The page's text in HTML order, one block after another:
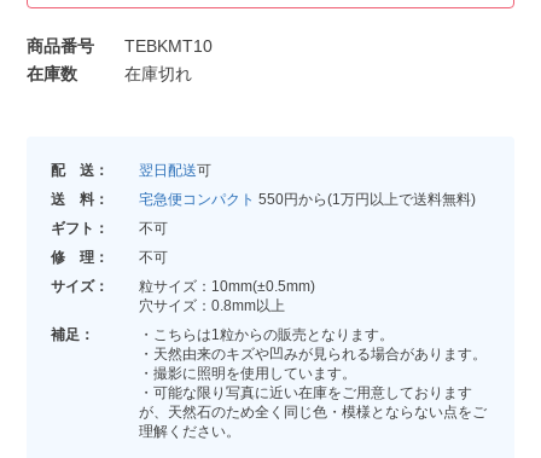
商品番号
TEBKMT10
在庫数
在庫切れ
配 送： 翌日配送可
送 料：
宅急便コンパクト 550円から(1万円以上で送料無料)
ギフト：
不可
修 理：
不可
サイズ：
粒サイズ：10mm(±0.5mm)
穴サイズ：0.8mm以上
補足：
・こちらは1粒からの販売となります。
・天然由来のキズや凹みが見られる場合があります。
・撮影に照明を使用しています。
・可能な限り写真に近い在庫をご用意しております
が、天然石のため全く同じ色・模様とならない点をご
理解ください。